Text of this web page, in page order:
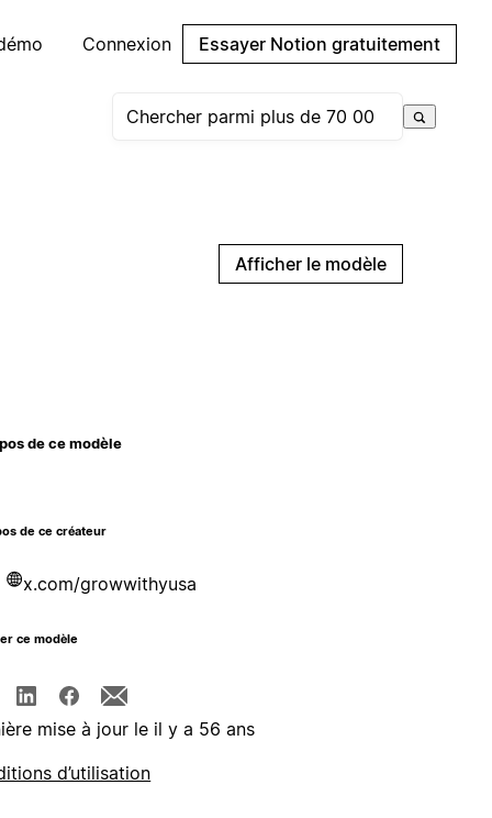
Connexion Essayer Notion gratuitement
Afficher le modèle
de ce modèle
de ce créateur
x.com/growwithyusa
ce modèle
mise à jour le il y a 56 ans
d’utilisation